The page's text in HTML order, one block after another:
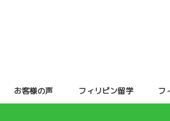
お客様の声 フィリピン留学 フ